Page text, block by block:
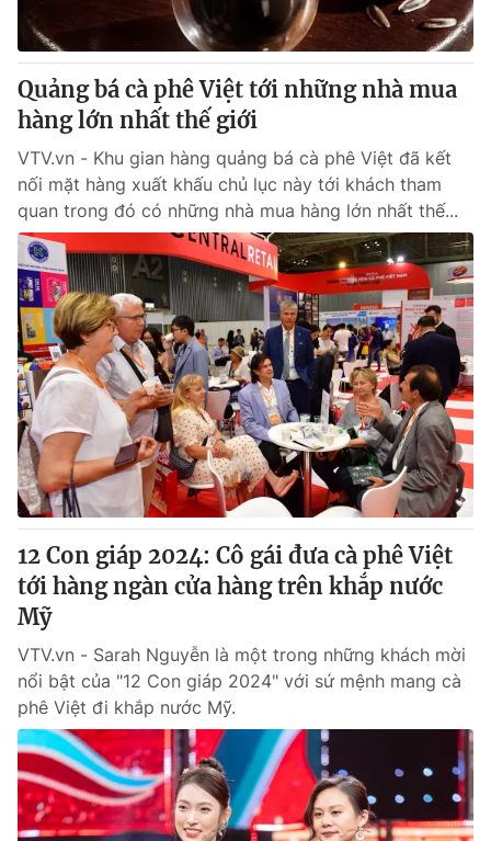
Sản phẩm
Thị trường
Tư vấn
Lịch phát sóng
Emagazine Podcast
Photo Infographic
Video Shorts video
VTV Money VTV Thể thao
VTV Sức khoẻ Bất động sản
Thị trường 24h Tấm lòng Việt
VTV4 Vươn mình bằng AI
VTV9
Liên hệ tòa soạn English
THỜI BÁO VTV
Quảng bá cà phê Việt tới những nhà mua
hàng lớn nhất thế giới
VTV.vn - Khu gian hàng quảng bá cà phê Việt đã kết
nối mặt hàng xuất khấu chủ lục này tới khách tham
quan trong đó có những nhà mua hàng lớn nhất thế...
12 Con giáp 2024: Cô gái đưa cà phê Việt
tới hàng ngàn cửa hàng trên khắp nước
Mỹ
VTV.vn - Sarah Nguyễn là một trong những khách mời
nổi bật của "12 Con giáp 2024" với sứ mệnh mang cà
phê Việt đi khắp nước Mỹ.